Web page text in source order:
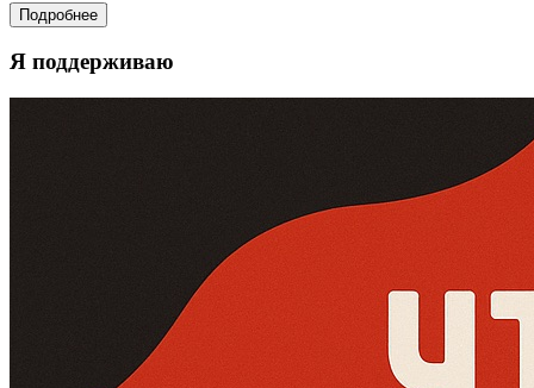
Подробнее
Я поддерживаю